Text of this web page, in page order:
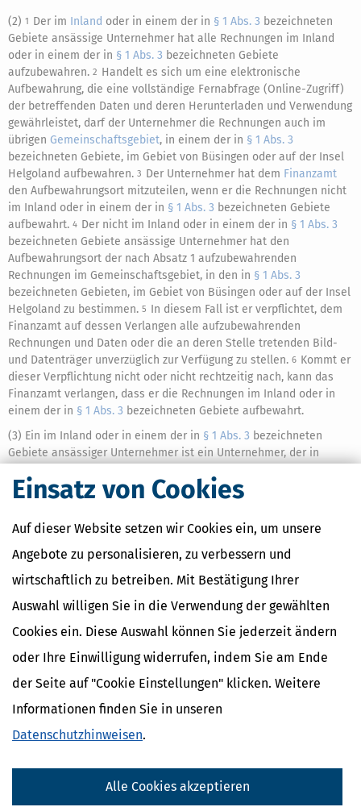
Einsatz von Cookies
Auf dieser Website setzen wir Cookies ein, um unsere
Angebote zu personalisieren, zu verbessern und
wirtschaftlich zu betreiben. Mit Bestätigung Ihrer
Auswahl willigen Sie in die Verwendung der gewählten
Cookies ein. Diese Auswahl können Sie jederzeit ändern
oder Ihre Einwilligung widerrufen, indem Sie am Ende
der Seite auf "Cookie Einstellungen" klicken. Weitere
Informationen finden Sie in unseren
Datenschutzhinweisen.
Alle Cookies akzeptieren
(2) 1 Der im Inland oder in einem der in § 1 Abs. 3 bezeichneten
Gebiete ansässige Unternehmer hat alle Rechnungen im Inland
oder in einem der in § 1 Abs. 3 bezeichneten Gebiete
aufzubewahren. 2 Handelt es sich um eine elektronische
Aufbewahrung, die eine vollständige Fernabfrage (Online-Zugriff)
der betreffenden Daten und deren Herunterladen und Verwendung
gewährleistet, darf der Unternehmer die Rechnungen auch im
übrigen Gemeinschaftsgebiet, in einem der in § 1 Abs. 3
bezeichneten Gebiete, im Gebiet von Büsingen oder auf der Insel
Helgoland aufbewahren. 3 Der Unternehmer hat dem Finanzamt
den Aufbewahrungsort mitzuteilen, wenn er die Rechnungen nicht
im Inland oder in einem der in § 1 Abs. 3 bezeichneten Gebiete
aufbewahrt. 4 Der nicht im Inland oder in einem der in § 1 Abs. 3
bezeichneten Gebiete ansässige Unternehmer hat den
Aufbewahrungsort der nach Absatz 1 aufzubewahrenden
Rechnungen im Gemeinschaftsgebiet, in den in § 1 Abs. 3
bezeichneten Gebieten, im Gebiet von Büsingen oder auf der Insel
Helgoland zu bestimmen. 5 In diesem Fall ist er verpflichtet, dem
Finanzamt auf dessen Verlangen alle aufzubewahrenden
Rechnungen und Daten oder die an deren Stelle tretenden Bild-
und Datenträger unverzüglich zur Verfügung zu stellen. 6 Kommt er
dieser Verpflichtung nicht oder nicht rechtzeitig nach, kann das
Finanzamt verlangen, dass er die Rechnungen im Inland oder in
einem der in § 1 Abs. 3 bezeichneten Gebiete aufbewahrt.
(3) Ein im Inland oder in einem der in § 1 Abs. 3 bezeichneten
Gebiete ansässiger Unternehmer ist ein Unternehmer, der in
Geschäftsleitung oder eine Zweigniederlassung hat.
Gemeinschaftsgebiet elektronisch auf, können die zuständigen
Finanzbehörden
die Rechnungen für Zwecke der
Umsatzsteuerkontrolle über Online-Zugriff einsehen,
herunterladen und verwenden.
Es muss sichergestellt sein, dass
über Online-Zugriff einsehen, herunterladen und verwenden
können.
(5) Will der Unternehmer die Rechnungen außerhalb des
Absatz 2b der Abgabenordnung.
Ähnliche Themen